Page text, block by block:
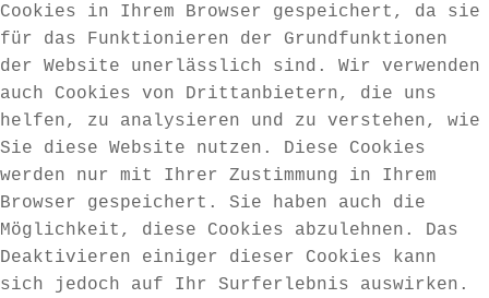
Cookies in Ihrem Browser gespeichert, da sie
für das Funktionieren der Grundfunktionen
der Website unerlässlich sind. Wir verwenden
auch Cookies von Drittanbietern, die uns
helfen, zu analysieren und zu verstehen, wie
Sie diese Website nutzen. Diese Cookies
werden nur mit Ihrer Zustimmung in Ihrem
Browser gespeichert. Sie haben auch die
Möglichkeit, diese Cookies abzulehnen. Das
Deaktivieren einiger dieser Cookies kann
sich jedoch auf Ihr Surferlebnis auswirken.